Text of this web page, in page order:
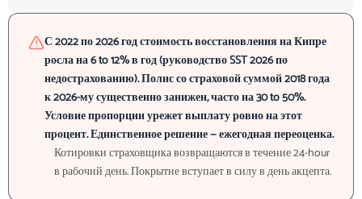
С 2022 по 2026 год стоимость восстановления на Кипре
росла на 6 to 12% в год (руководство SST 2026 по
недострахованию). Полис со страховой суммой 2018 года
к 2026-му существенно занижен, часто на 30 to 50%.
Условие пропорции урежет выплату ровно на этот
процент. Единственное решение — ежегодная переоценка.
Котировки страховщика возвращаются в течение 24-hour
в рабочий день. Покрытие вступает в силу в день акцепта.